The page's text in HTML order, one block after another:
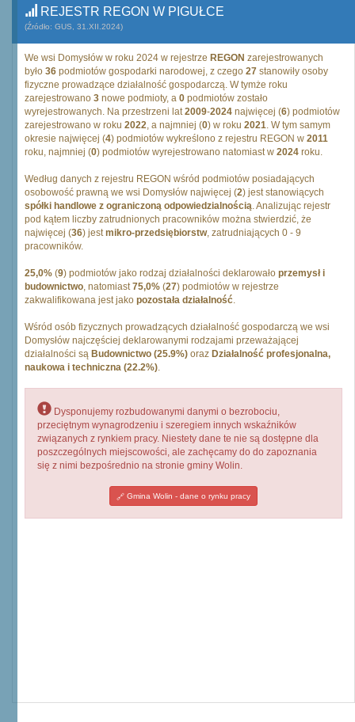
REJESTR REGON W PIGUŁCE
(Źródło: GUS, 31.XII.2024)
We wsi Domysłów w roku 2024 w rejestrze REGON zarejestrowanych
było 36 podmiotów gospodarki narodowej, z czego 27 stanowiły osoby
fizyczne prowadzące działalność gospodarczą. W tymże roku
zarejestrowano 3 nowe podmioty, a 0 podmiotów zostało
wyrejestrowanych. Na przestrzeni lat2009-2024 najwięcej (6) podmiotów
zarejestrowano w roku 2022, a najmniej (0) w roku 2021. W tym samym
okresie najwięcej (4) podmiotów wykreślono z rejestru REGON w 2011
roku, najmniej (0) podmiotów wyrejestrowano natomiast w 2024 roku.
Według danych z rejestru REGON wśród podmiotów posiadających
osobowość prawną we wsi Domysłów najwięcej (2) jest stanowiących
spółki handlowe z ograniczoną odpowiedzialnością. Analizując rejestr
pod kątem liczby zatrudnionych pracowników można stwierdzić, że
najwięcej (36) jestmikro-przedsiębiorstw, zatrudniających 0 - 9
pracowników.
25,0% (9) podmiotów jako rodzaj działalności deklarowało przemysł i
budownictwo, natomiast75,0% (27) podmiotów w rejestrze
zakwalifikowana jest jako pozostała działalność.
Wśród osób fizycznych prowadzących działalność gospodarczą we wsi
Domysłów najczęściej deklarowanymi rodzajami przeważającej
działalności są Budownictwo (25.9%) oraz Działalność profesjonalna,
naukowa i techniczna (22.2%).
Dysponujemy rozbudowanymi danymi o bezrobociu,
przeciętnym wynagrodzeniu i szeregiem innych wskaźników
związanych z rynkiem pracy. Niestety dane te nie są dostępne dla
poszczególnych miejscowości, ale zachęcamy do do zapoznania
się z nimi bezpośrednio na stronie gminy Wolin.
Gmina Wolin - dane o rynku pracy